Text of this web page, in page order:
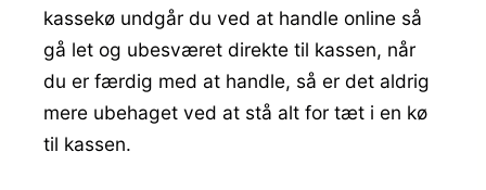
kassekø undgår du ved at handle online så
gå let og ubesværet direkte til kassen, når
du er færdig med at handle, så er det aldrig
mere ubehaget ved at stå alt for tæt i en kø
til kassen.